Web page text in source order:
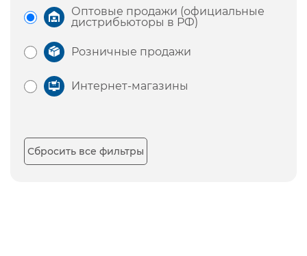
Оптовые продажи (официальные
дистрибьюторы в РФ)
Розничные продажи
Интернет-магазины
Сбросить все фильтры